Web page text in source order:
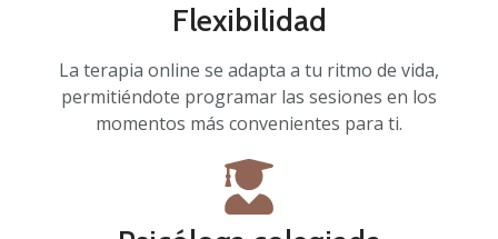
Flexibilidad
La terapia online se adapta a tu ritmo de vida,
permitiéndote programar las sesiones en los
momentos más convenientes para ti.